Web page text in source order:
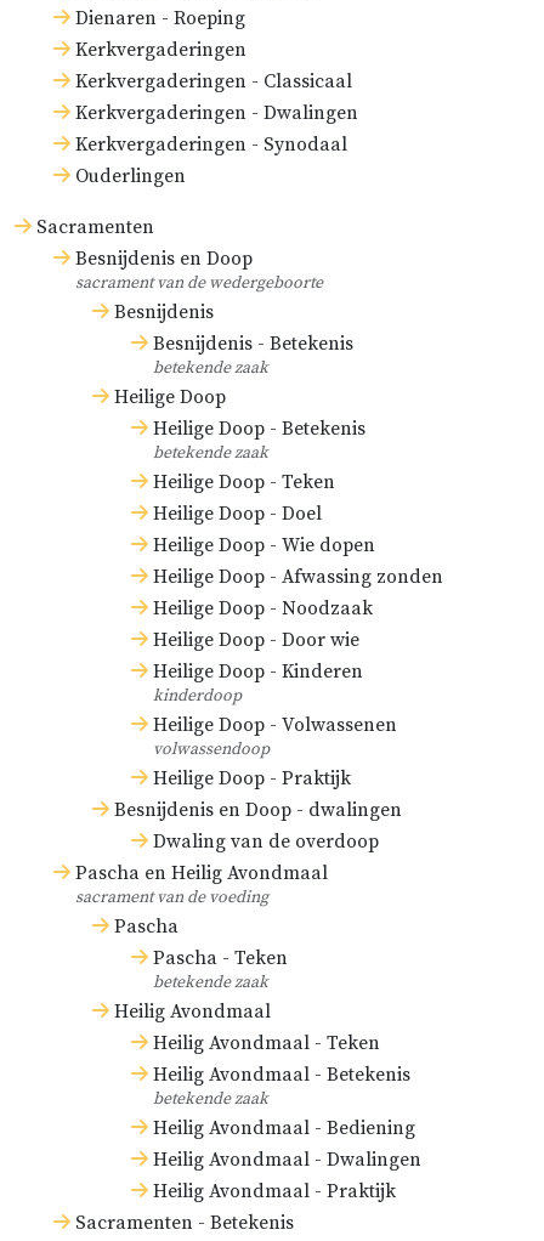
Dienaren - Roeping
Kerkvergaderingen
Kerkvergaderingen - Classicaal
Kerkvergaderingen - Dwalingen
Kerkvergaderingen - Synodaal
Ouderlingen
Sacramenten
Besnijdenis en Doop
sacrament van de wedergeboorte
Besnijdenis
Besnijdenis - Betekenis
betekende zaak
Heilige Doop
Heilige Doop - Betekenis
betekende zaak
Heilige Doop - Teken
Heilige Doop - Doel
Heilige Doop - Wie dopen
Heilige Doop - Afwassing zonden
Heilige Doop - Noodzaak
Heilige Doop - Door wie
Heilige Doop - Kinderen
kinderdoop
Heilige Doop - Volwassenen
volwassendoop
Heilige Doop - Praktijk
Besnijdenis en Doop - dwalingen
Dwaling van de overdoop
Pascha en Heilig Avondmaal
sacrament van de voeding
Pascha
Pascha - Teken
betekende zaak
Heilig Avondmaal
Heilig Avondmaal - Teken
Heilig Avondmaal - Betekenis
betekende zaak
Heilig Avondmaal - Bediening
Heilig Avondmaal - Dwalingen
Heilig Avondmaal - Praktijk
Sacramenten - Betekenis